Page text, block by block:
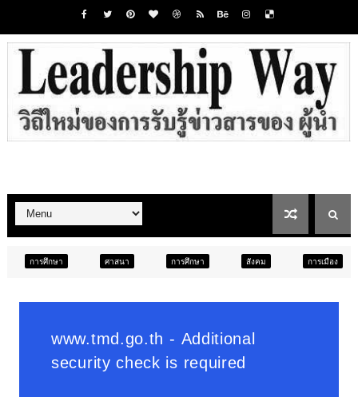
ศาสนา การศึกษา สังคม ภูมิภาค